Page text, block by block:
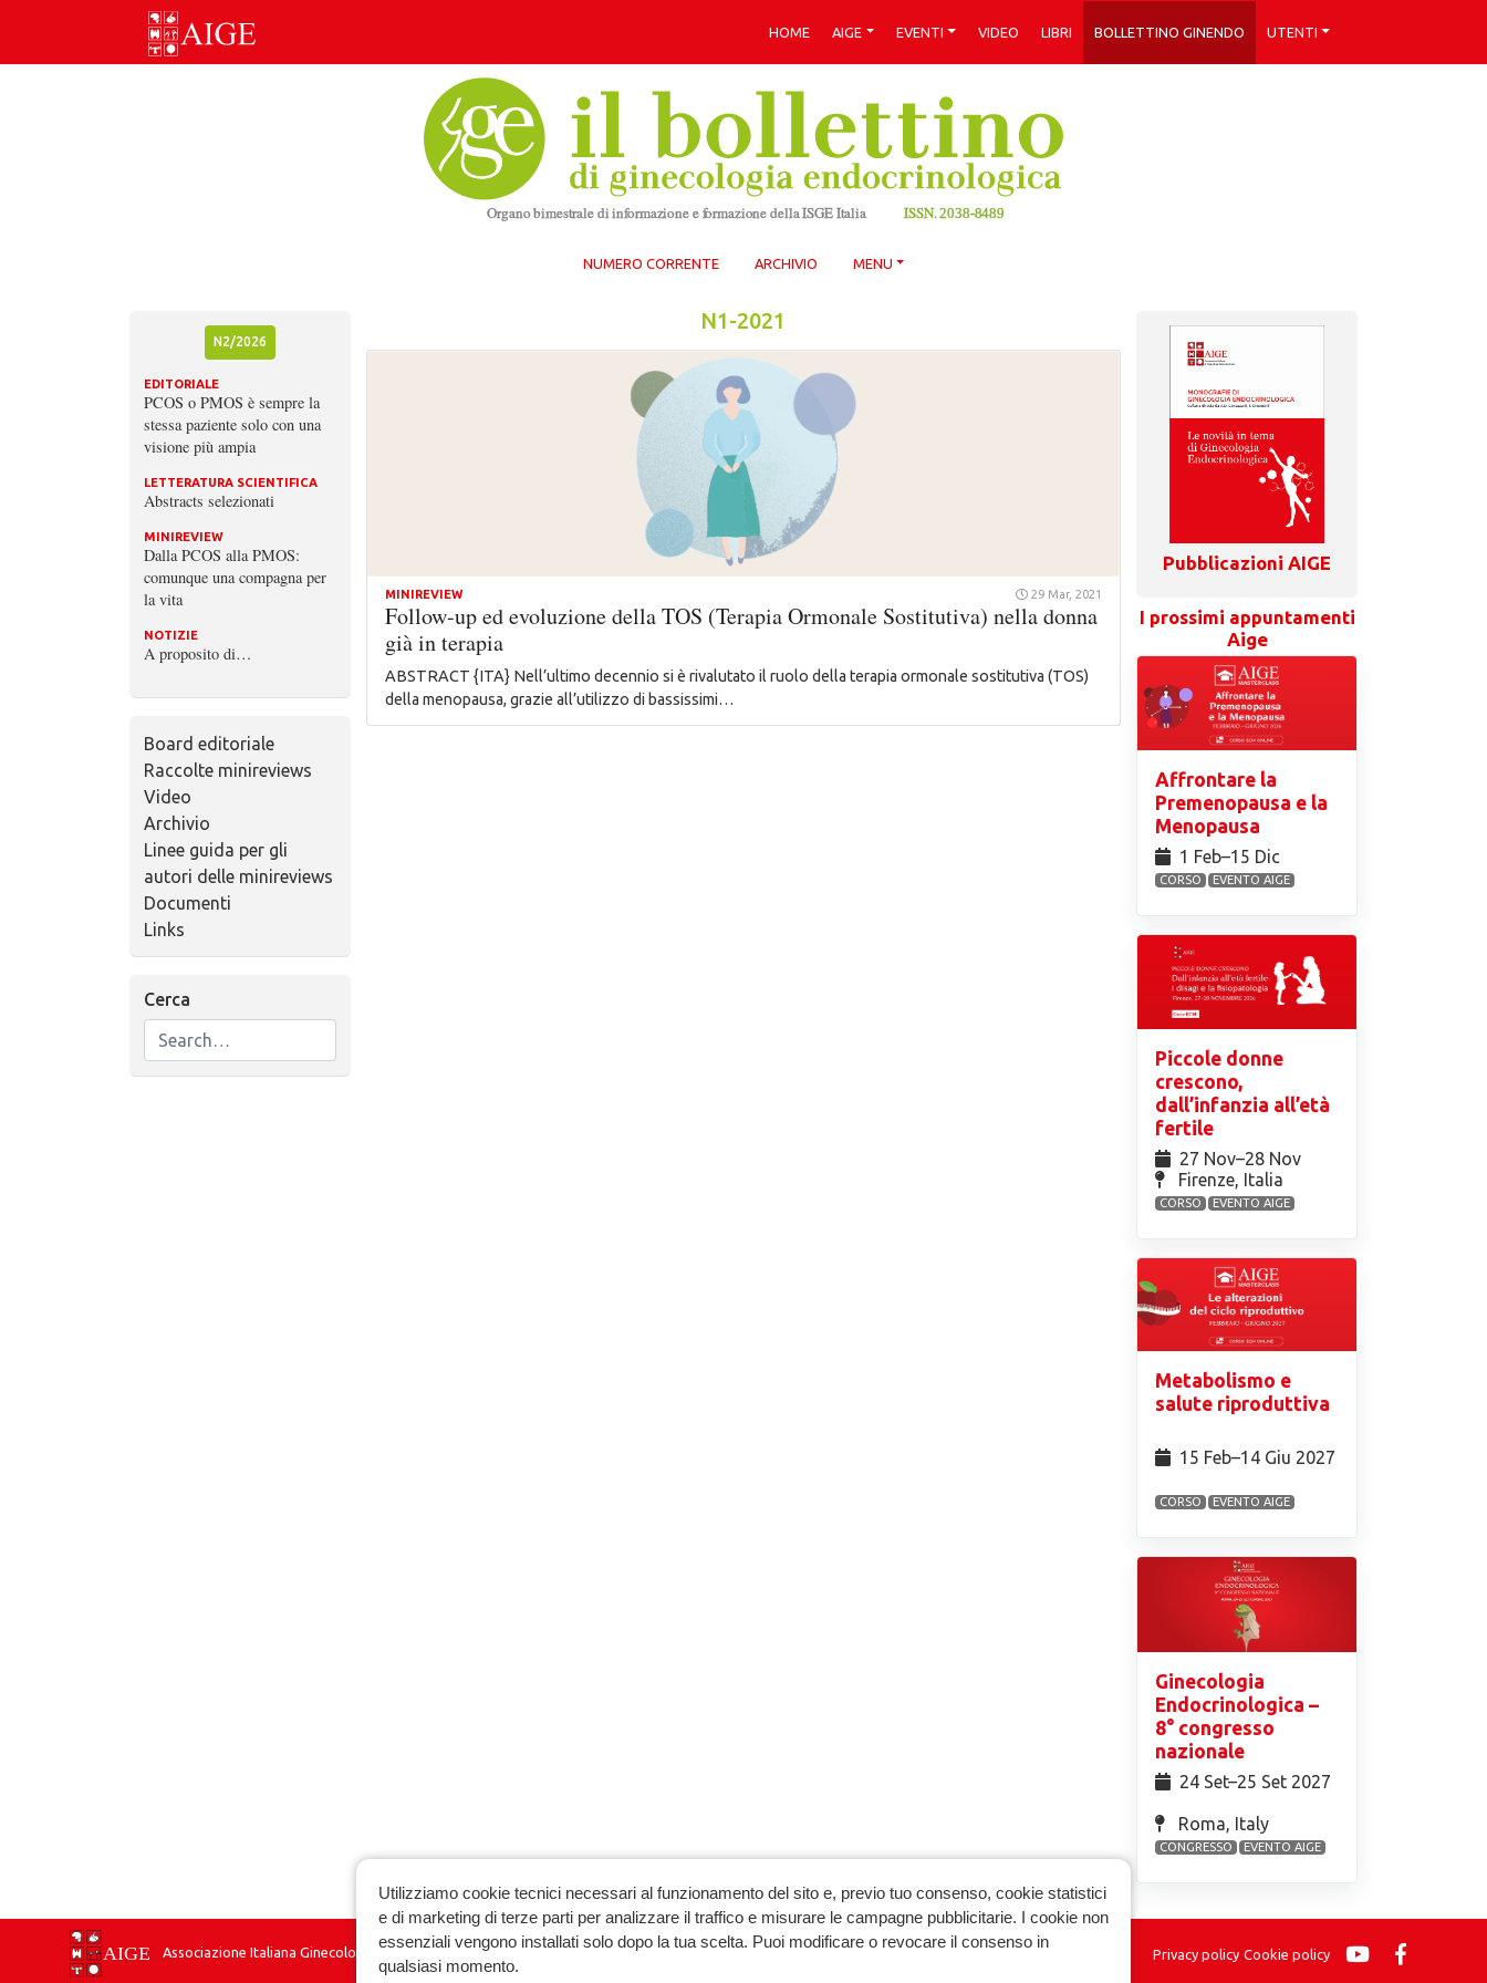
Skip
HOME AIGE EVENTI VIDEO LIBRI BOLLETTINO GINENDO UTENTI
NUMERO CORRENTE ARCHIVIO MENU
N2/2026
EDITORIALE
PCOS o PMOS è sempre la
stessa paziente solo con una
visione più ampia
LETTERATURA SCIENTIFICA
Abstracts selezionati
MINIREVIEW
Dalla PCOS alla PMOS:
comunque una compagna per
la vita
NOTIZIE
A proposito di…
Board editoriale
Raccolte minireviews
Video
Archivio
Linee guida per gli
autori delle minireviews
Documenti
Links
Cerca
N1-2021
MINIREVIEW 29 Mar, 2021
Follow-up ed evoluzione della TOS (Terapia Ormonale Sostitutiva) nella donna
già in terapia
ABSTRACT {ITA} Nell’ultimo decennio si è rivalutato il ruolo della terapia ormonale sostitutiva (TOS)
della menopausa, grazie all’utilizzo di bassissimi…
Pubblicazioni AIGE
I prossimi appuntamenti
Aige
Affrontare la
Premenopausa e la
Menopausa
1 Feb⁠–15 Dic
CORSO EVENTO AIGE
Piccole donne
crescono,
dall’infanzia all’età
fertile
27 Nov⁠–28 Nov
Firenze, Italia
CORSO EVENTO AIGE
Metabolismo e
salute riproduttiva
15 Feb⁠–14 Giu 2027
CORSO EVENTO AIGE
Ginecologia
Endocrinologica –
8° congresso
nazionale
24 Set⁠–25 Set 2027
Roma, Italy
CONGRESSO EVENTO AIGE
Associazione Italiana Ginecologia Endocrinologica Privacy policy Cookie policy
Utilizziamo cookie tecnici necessari al funzionamento del sito e, previo tuo consenso, cookie statistici
e di marketing di terze parti per analizzare il traffico e misurare le campagne pubblicitarie. I cookie non
essenziali vengono installati solo dopo la tua scelta. Puoi modificare o revocare il consenso in
qualsiasi momento.